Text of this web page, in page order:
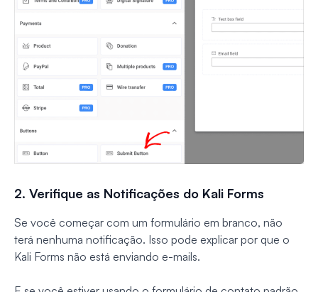
2. Verifique as Notificações do Kali Forms
Se você começar com um formulário em branco, não
terá nenhuma notificação. Isso pode explicar por que o
Kali Forms não está enviando e-mails.